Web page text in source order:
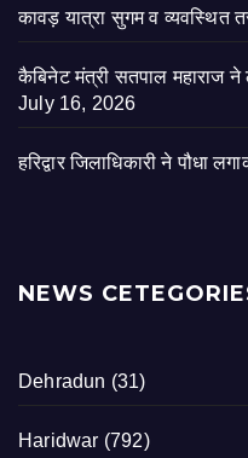
कावड़ यात्रा सुगम व व्यवस्थित
कैबिनेट मंत्री सतपाल महाराज ने
July 16, 2026
हरिद्वार जिलाधिकारी ने पौधा
NEWS
Dehradun (31)
Haridwar (792)